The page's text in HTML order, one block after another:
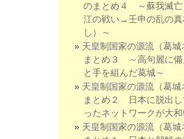
のまとめ４ ～蘇我滅
江の戦い→壬申の乱の真
し）～
天皇制国家の源流（葛城
まとめ３ ～高句麗に備
と手を組んだ葛城～
天皇制国家の源流（葛城
まとめ２ 日本に脱出し
ったネットワークが大
天皇制国家の源流（葛城